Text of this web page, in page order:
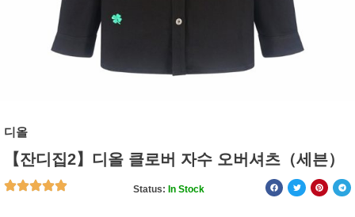
디올
【잔디집2】디올 클로버 자수 오버셔츠（세븐）
Status: In Stock